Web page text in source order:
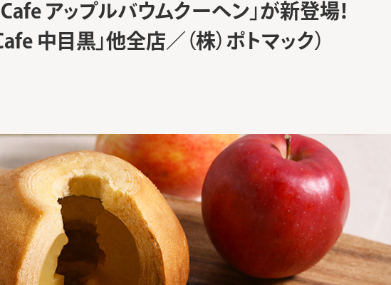
アップルバウムクーヘン」が新登場！
中目黒」他全店／（株）ポトマック）